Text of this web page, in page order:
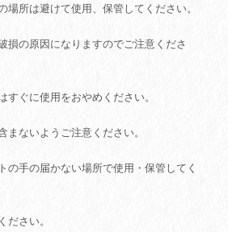
所は避けて使用、保管してください。
損の原因になりますのでご注意くださ
ぐに使用をおやめください。
ないようご注意ください。
の手の届かない場所で使用・保管してく
ださい。